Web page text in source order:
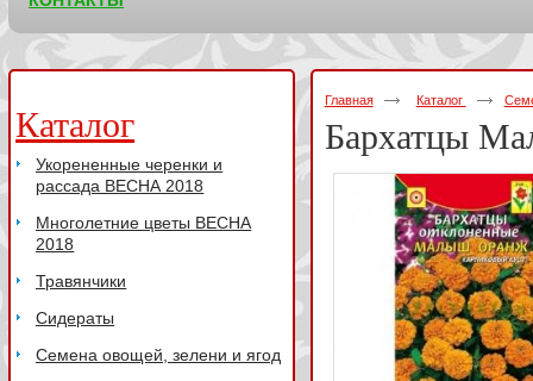
Каталог
Укорененные черенки и
рассада ВЕСНА 2018
Многолетние цветы ВЕСНА
2018
Травянчики
Сидераты
Семена овощей, зелени и ягод
Главная Каталог
Бархатцы